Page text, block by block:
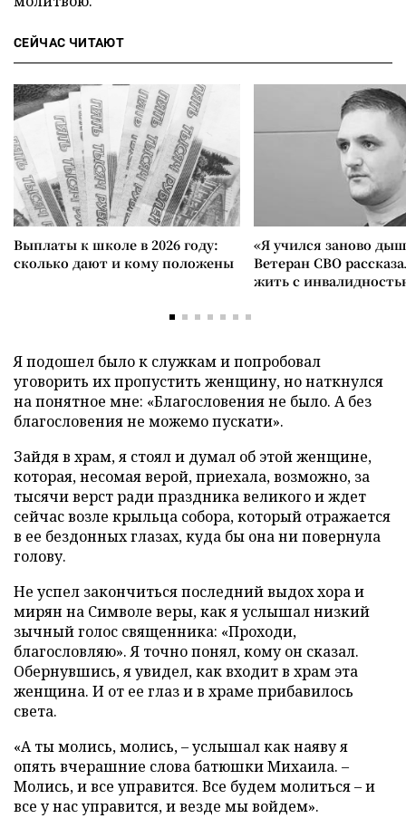
СЕЙЧАС ЧИТАЮТ
Выплаты к школе в 2026 году:
сколько дают и кому положены
«Я учился заново
Ветеран СВО
жить с
Я подошел было к служкам и попробовал
уговорить их пропустить женщину, но наткнулся
на понятное мне: «Благословения не было. А без
благословения не можемо пускати».
Зайдя в храм, я стоял и думал об этой женщине,
которая, несомая верой, приехала, возможно, за
тысячи верст ради праздника великого и ждет
сейчас возле крыльца собора, который отражается
в ее бездонных глазах, куда бы она ни повернула
голову.
Не успел закончиться последний выдох хора и
мирян на Символе веры, как я услышал низкий
зычный голос священника: «Проходи,
благословляю». Я точно понял, кому он сказал.
Обернувшись, я увидел, как входит в храм эта
женщина. И от ее глаз и в храме прибавилось
света.
«А ты молись, молись, – услышал как наяву я
опять вчерашние слова батюшки Михаила. –
Молись, и все управится. Все будем молиться – и
все у нас управится, и везде мы войдем».